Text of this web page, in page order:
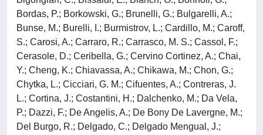
Bordas, P.; Borkowski, G.; Brunelli, G.; Bulgarelli, A.;
Bunse, M.; Burelli, I.; Burmistrov, L.; Cardillo, M.; Caroff,
S.; Carosi, A.; Carraro, R.; Carrasco, M. S.; Cassol, F.;
Cerasole, D.; Ceribella, G.; Cervino Cortinez, A.; Chai,
Y.; Cheng, K.; Chiavassa, A.; Chikawa, M.; Chon, G.;
Chytka, L.; Cicciari, G. M.; Cifuentes, A.; Contreras, J.
L.; Cortina, J.; Costantini, H.; Dalchenko, M.; Da Vela,
P.; Dazzi, F.; De Angelis, A.; De Bony De Lavergne, M.;
Del Burgo, R.; Delgado, C.; Delgado Mengual, J.;